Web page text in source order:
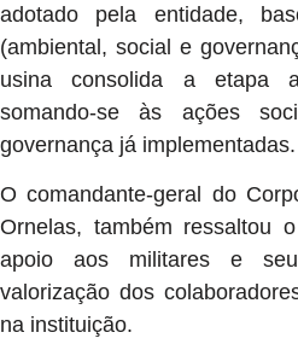
adotado pela entidade,
(ambiental, social e
usina consolida a etapa
somando-se às ações
governança já implementadas.
O comandante-geral do
Ornelas, também ressaltou
apoio aos militares e
valorização dos
na instituição.